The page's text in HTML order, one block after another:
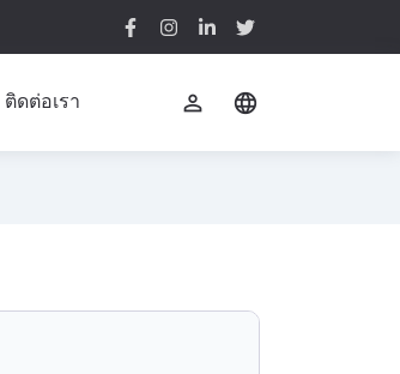
ติดต่อเรา perm_identity language